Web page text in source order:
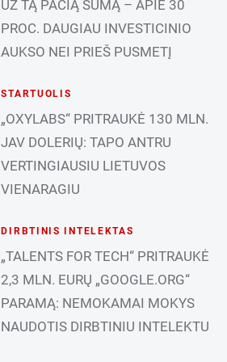
UŽ TĄ PAČIĄ SUMĄ – APIE 30
PROC. DAUGIAU INVESTICINIO
AUKSO NEI PRIEŠ PUSMETĮ
STARTUOLIS
„OXYLABS“ PRITRAUKĖ 130 MLN.
JAV DOLERIŲ: TAPO ANTRU
VERTINGIAUSIU LIETUVOS
VIENARAGIU
DIRBTINIS INTELEKTAS
„TALENTS FOR TECH“ PRITRAUKĖ
2,3 MLN. EURŲ „GOOGLE.ORG“
PARAMĄ: NEMOKAMAI MOKYS
NAUDOTIS DIRBTINIU INTELEKTU